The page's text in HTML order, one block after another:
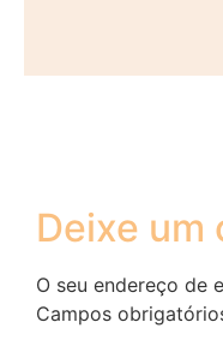
Deixe um
O seu endereço de
Campos